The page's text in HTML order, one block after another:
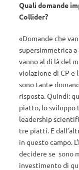
Quali domande
Collider?
«Domande che
supersimmetrica
vanno al di là del
violazione di CP e
sono tante
risposta. Quindi:
piatto, lo sviluppo
leadership
tre piatti. E
in questo campo.
decidere se sono
investimento di